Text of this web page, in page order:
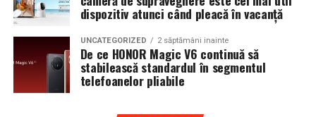
iar drumurile din imprejurimi includ atat zone urbane,
cat si trasee montane sau colinare. O masina pregatita
de show trebuie sa ajunga la eveniment in siguranta si
fara probleme, indiferent de conditiile de drum.
Din acest motiv, tipul de anvelopa ales devine extrem de
important. Anvelopele care ofera aderenta constanta,
dispozitiv atunci când pleacă în vacanță
UNCATEGORIZED 2 săptămâni inainte
De ce HONOR Magic V6 continuă să
stabilească standardul în segmentul
telefoanelor pliabile